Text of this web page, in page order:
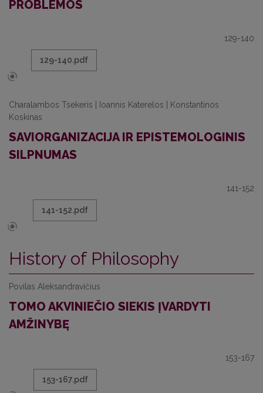
PROBLEMOS
129-140
129-140.pdf
Charalambos Tsekeris | Ioannis Katerelos | Konstantinos
Koskinas
SAVIORGANIZACIJA IR EPISTEMOLOGINIS
SILPNUMAS
141-152
141-152.pdf
History of Philosophy
Povilas Aleksandravičius
TOMO AKVINIEČIO SIEKIS ĮVARDYTI
AMŽINYBĘ
153-167
153-167.pdf